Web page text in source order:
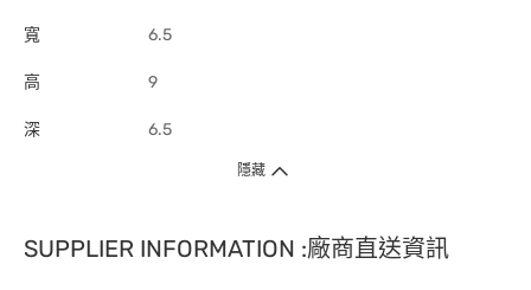
寬 6.5
高 9
深 6.5
隱藏
SUPPLIER INFORMATION :廠商直送資訊